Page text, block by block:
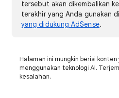
tersebut akan dikembalikan
terakhir yang Anda gunakan
yang didukung AdSense.
Halaman ini mungkin berisi
menggunakan teknologi AI.
kesalahan.